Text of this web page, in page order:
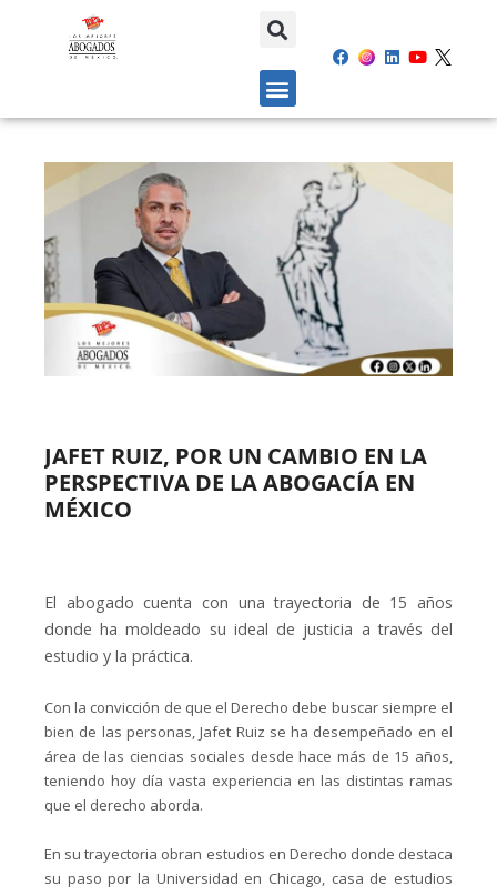
JAFET RUIZ, POR UN CAMBIO EN LA
PERSPECTIVA DE LA ABOGACÍA EN
MÉXICO
El abogado cuenta con una trayectoria de 15 años
donde ha moldeado su ideal de justicia a través del
estudio y la práctica.
Con la convicción de que el Derecho debe buscar siempre el
bien de las personas, Jafet Ruiz se ha desempeñado en el
área de las ciencias sociales desde hace más de 15 años,
teniendo hoy día vasta experiencia en las distintas ramas
que el derecho aborda.
En su trayectoria obran estudios en Derecho donde destaca
su paso por la Universidad en Chicago, casa de estudios